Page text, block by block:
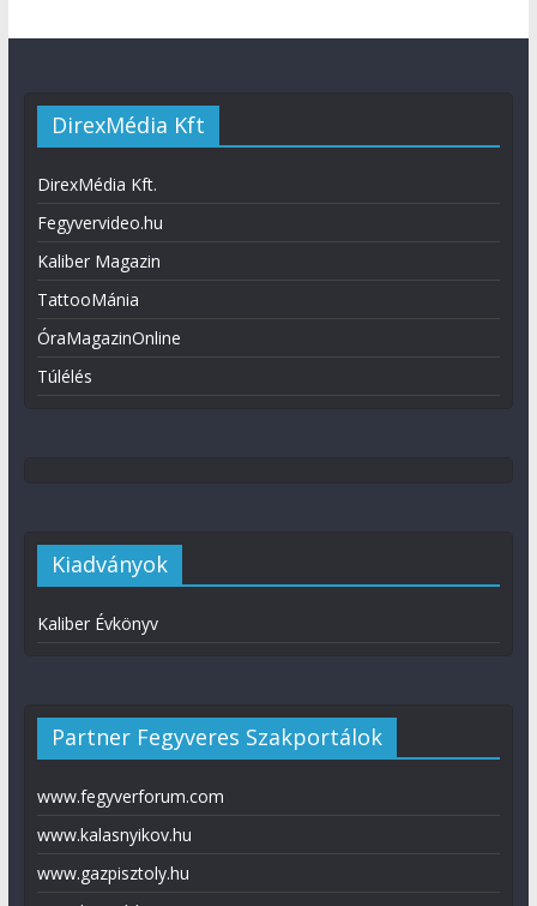
DirexMédia Kft
DirexMédia Kft.
Fegyvervideo.hu
Kaliber Magazin
TattooMánia
ÓraMagazinOnline
Túlélés
Kiadványok
Kaliber Évkönyv
Partner Fegyveres Szakportálok
www.fegyverforum.com
www.kalasnyikov.hu
www.gazpisztoly.hu